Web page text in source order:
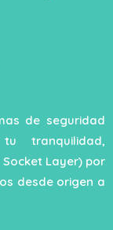
de seguridad
tranquilidad,
Layer) por
desde origen a